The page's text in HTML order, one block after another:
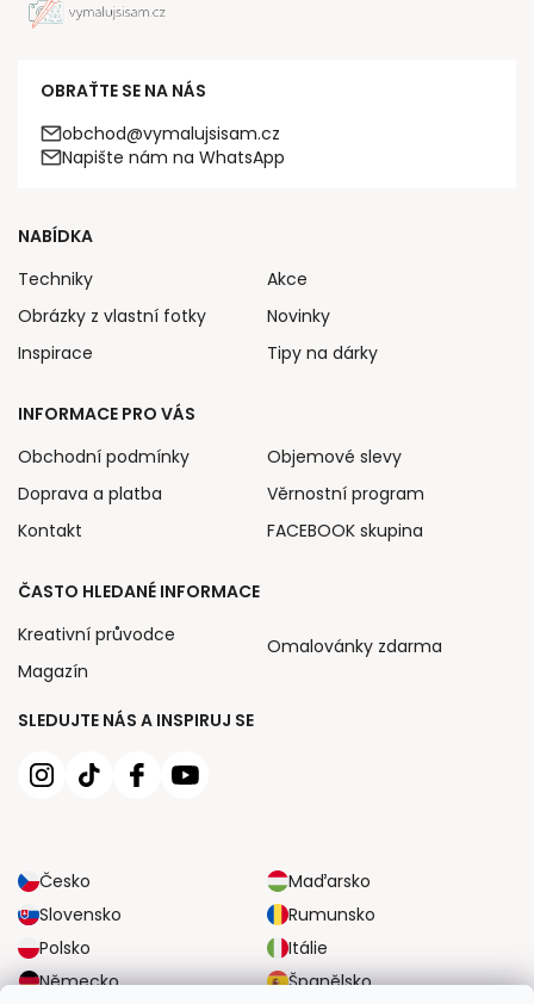
OBRAŤTE SE NA NÁS
obchod@vymalujsisam.cz
Napište nám na WhatsApp
SLEDUJTE NÁS A INSPIRUJ SE
Česko
Maďarsko
Slovensko
Rumunsko
Polsko
Itálie
Německo
Španělsko
NABÍDKA
Techniky
Obrázky z vlastní fotky
Inspirace
Akce
Novinky
Tipy na dárky
INFORMACE PRO VÁS
Obchodní podmínky
Doprava a platba
Kontakt
Objemové slevy
Věrnostní program
FACEBOOK skupina
ČASTO HLEDANÉ INFORMACE
Kreativní průvodce
Magazín
Omalovánky zdarma